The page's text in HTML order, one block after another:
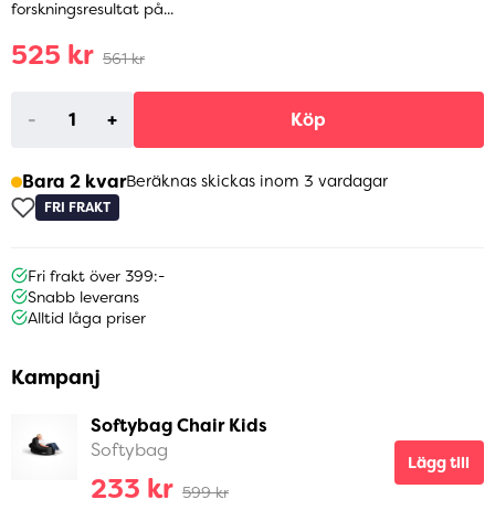
forskningsresultat på...
525 kr 561 kr
- + Köp
Bara 2 kvarBeräknas skickas inom 3 vardagar
FRI FRAKT
Fri frakt över 399:-
Snabb leverans
Alltid låga priser
Kampanj
Softybag Chair Kids
Softybag
233 kr 599 kr
Lägg till